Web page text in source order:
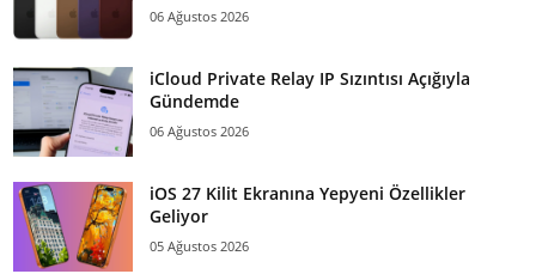
06 Ağustos 2026
iCloud Private Relay IP Sızıntısı Açığıyla
Gündemde
06 Ağustos 2026
iOS 27 Kilit Ekranına Yepyeni Özellikler
Geliyor
05 Ağustos 2026